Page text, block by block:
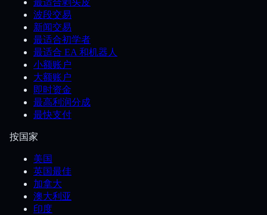
最适合剥头皮
波段交易
新闻交易
最适合初学者
最适合 EA 和机器人
小额账户
大额账户
即时资金
最高利润分成
最快支付
按国家
美国
英国最佳
加拿大
澳大利亚
印度